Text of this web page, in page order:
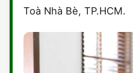
Toà Nhà Bè, TP.HCM.